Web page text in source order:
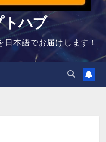
ハブ
本語でお届けします！